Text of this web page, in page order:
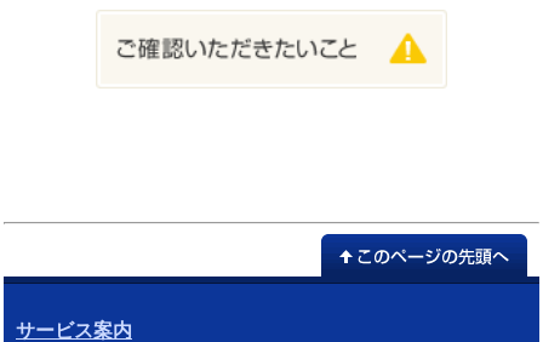
サービス案内